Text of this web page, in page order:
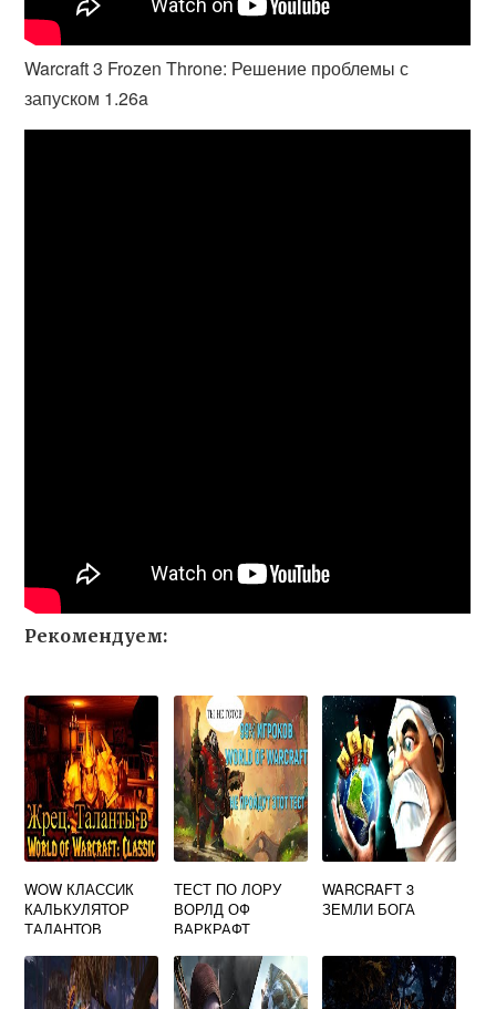
Warcraft 3 Frozen Throne: Решение проблемы с
запуском 1.26a
Рекомендуем:
WOW КЛАССИК
КАЛЬКУЛЯТОР
ТАЛАНТОВ
ТЕСТ ПО ЛОРУ
ВОРЛД ОФ
ВАРКРАФТ
WARCRAFT 3
ЗЕМЛИ БОГА